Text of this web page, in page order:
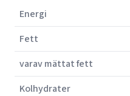
Energi
Fett
varav mättat fett
Kolhydrater